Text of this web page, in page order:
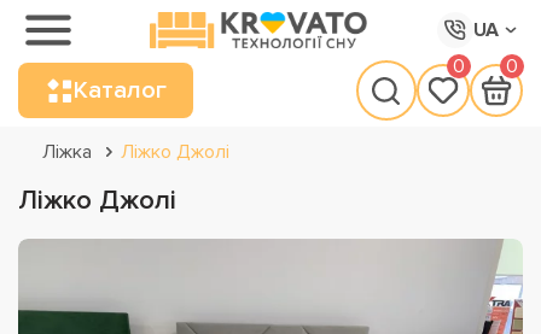
UA
Каталог
0 0
Ліжка Ліжко Джолі
Ліжко Джолі